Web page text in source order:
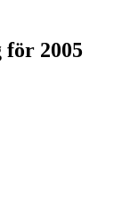
för 2005